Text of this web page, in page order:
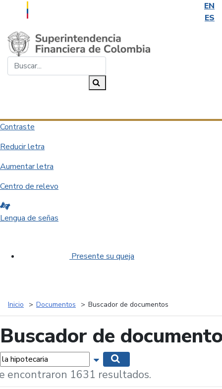
EN
ES
Saltar al contenido principal
Contraste
Reducir letra
Aumentar letra
Centro de relevo
Lengua de señas
Presente su queja
Inicio Documentos Buscador de documentos
Buscador de
Mostrar opciones de búsqueda
encontraron 1631 resultados.